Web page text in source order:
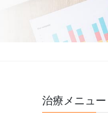
治療メニュー